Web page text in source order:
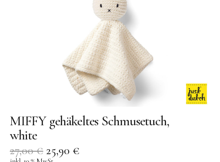
MIFFY gehäkeltes Schmusetuch,
white
27,00€ 25,90 €